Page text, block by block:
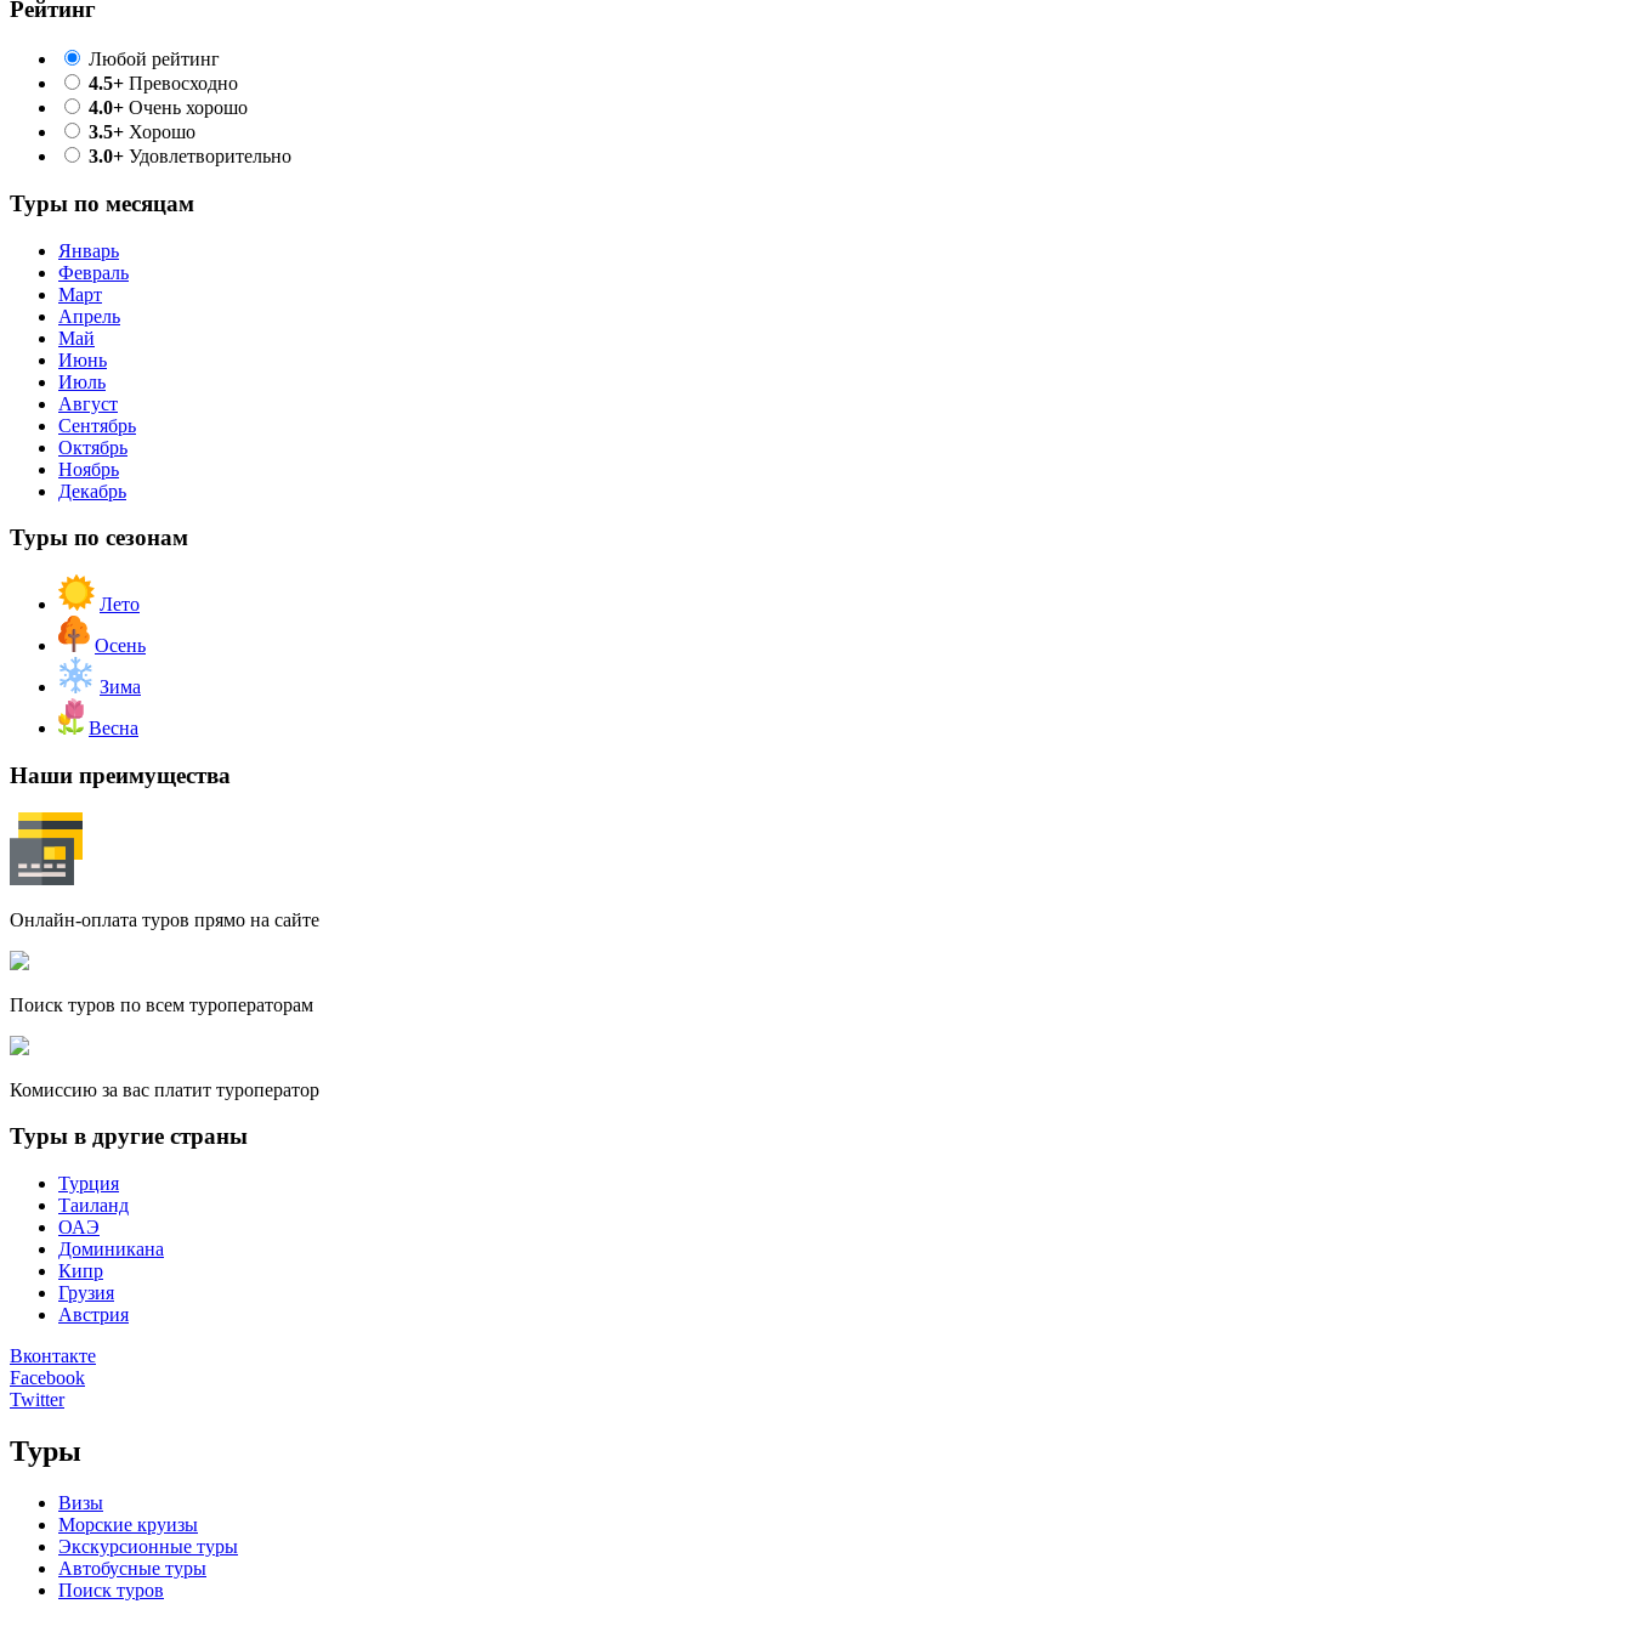
Рейтинг
Любой рейтинг
4.5+ Превосходно
4.0+ Очень хорошо
3.5+ Хорошо
3.0+ Удовлетворительно
Туры по месяцам
Январь
Февраль
Март
Апрель
Май
Июнь
Июль
Август
Сентябрь
Октябрь
Ноябрь
Декабрь
Туры по сезонам
Лето
Осень
Зима
Весна
Наши преимущества
Онлайн-оплата туров прямо на сайте
Поиск туров по всем туроператорам
Комиссию за вас платит туроператор
Туры в другие страны
Турция
Таиланд
ОАЭ
Доминикана
Кипр
Грузия
Австрия
Вконтакте
Facebook
Twitter
Туры
Визы
Морские круизы
Экскурсионные туры
Автобусные туры
Поиск туров